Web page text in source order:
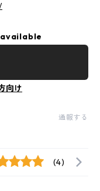
向け
通報する
(4)